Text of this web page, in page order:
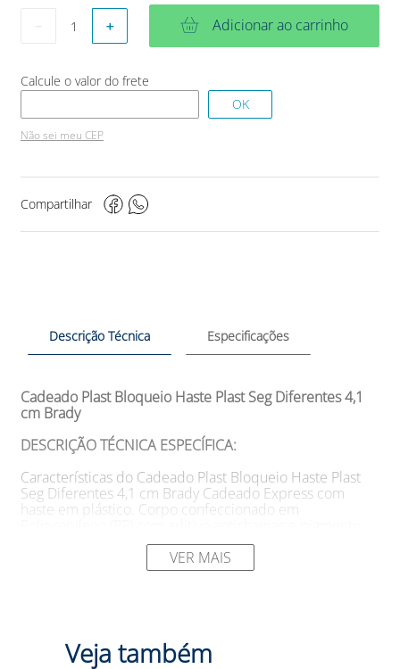
＋ Adicionar ao carrinho
Não sei meu CEP
Compartilhar
Descrição Técnica Especificações
Cadeado Plast Bloqueio Haste Plast Seg Diferentes 4,1
cm Brady
DESCRIÇÃO TÉCNICA ESPECÍFICA:
Características do Cadeado Plast Bloqueio Haste Plast
Seg Diferentes 4,1 cm Brady Cadeado Express com
haste em plástico. Corpo confeccionado em
Haste injetada com resina XENOY 5220U BK 1066,
composta por Policarbonato (PC), Polibutileno terafilato
(PBT) e Politeraftalato de etileno (PET). Sistema de
da chave mestra (item 51671PM).
VER MAIS
Veja também